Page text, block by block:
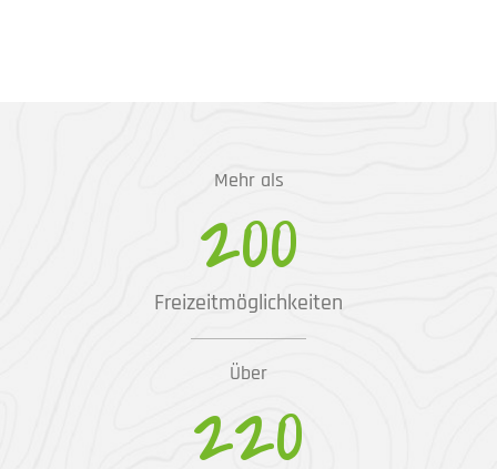
Mehr als
200
Freizeitmöglichkeiten
Über
220